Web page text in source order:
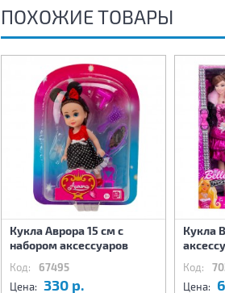
ПОХОЖИЕ ТОВАРЫ
Кукла Аврора 15 см с
набором аксессуаров
Код: 67495
Цена: 330 р.
Кукла
Код:
Цена: